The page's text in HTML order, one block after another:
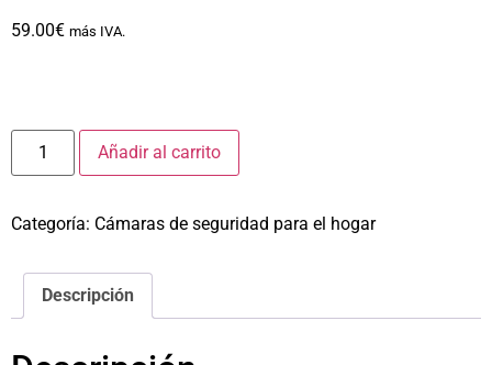
59.00€ más IVA.
Añadir al carrito
Categoría: Cámaras de seguridad para el hogar
Descripción